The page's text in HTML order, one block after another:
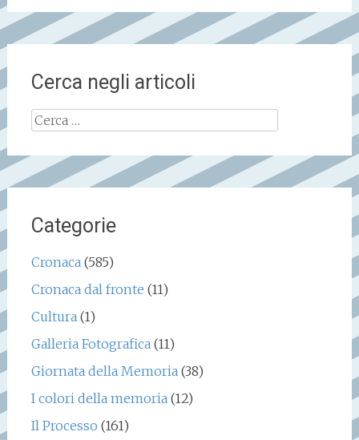
Cerca negli articoli
Ricerca
per:
Categorie
Cronaca (585)
Cronaca dal fronte (11)
Cultura (1)
Galleria Fotografica (11)
Giornata della Memoria (38)
I colori della memoria (12)
Il Processo (161)